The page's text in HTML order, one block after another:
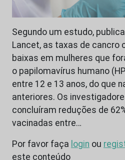
Segundo um estudo,
Lancet, as taxas de cancro
baixas em mulheres que
o papilomavírus humano
entre 12 e 13 anos, do que
anteriores. Os
concluíram reduções de
vacinadas entre…
Por favor faça login ou
este conteúdo